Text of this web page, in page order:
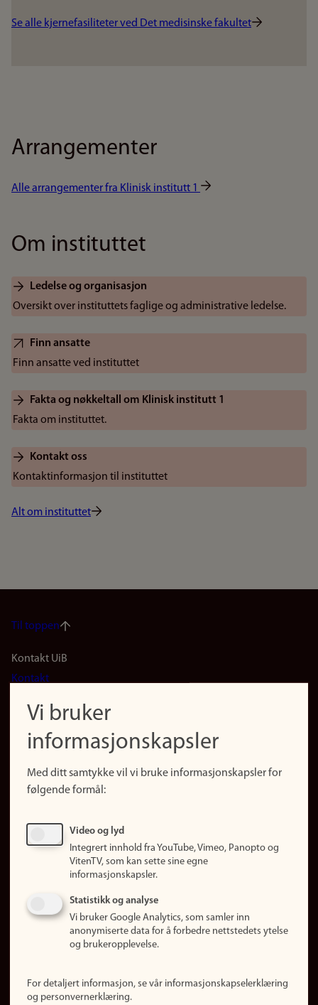
Se alle kjernefasiliteter ved Det medisinske fakultet
Arrangementer
Alle arrangementer fra Klinisk institutt 1
Om instituttet
Ledelse og organisasjon
Oversikt over instituttets faglige og administrative ledelse.
Finn ansatte
Finn ansatte ved instituttet
Fakta og nøkkeltall om Klinisk institutt 1
Fakta om instituttet.
Kontakt oss
Kontaktinformasjon til instituttet
Alt om instituttet
Til toppen
Footer
(no)
Kontakt UiB
Kontakt
Finn forsker
Presse
Finn studier
Ledige stillinger
Om nettstedet
Informasjonskapsler
Personvern
Vi bruker
informasjonskapsler
Med ditt samtykke vil vi bruke informasjonskapsler for
følgende formål:
Video og lyd
Integrert innhold fra YouTube, Vimeo, Panopto og
VitenTV, som kan sette sine egne
informasjonskapsler.
Statistikk og analyse
Vi bruker Google Analytics, som samler inn
anonymiserte data for å forbedre nettstedets ytelse
og brukeropplevelse.
For detaljert informasjon, se vår informasjonskapselerklæring
og personvernerklæring.